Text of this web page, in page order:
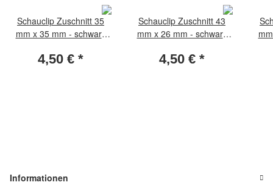
Schauclip Zuschnitt 35
mm x 35 mm - schwarz
4,50 € *
Schauclip Zuschnitt 43
mm x 26 mm - schwarz
4,50 € *
Informationen